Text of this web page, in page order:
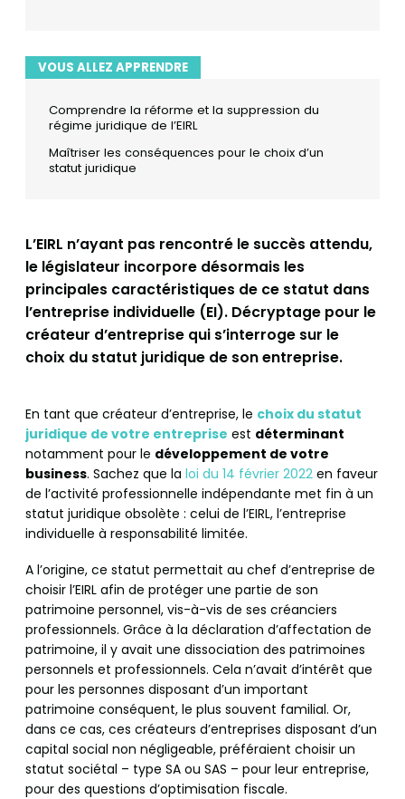
VOUS ALLEZ APPRENDRE
Comprendre la réforme et la suppression du
régime juridique de l’EIRL
Maîtriser les conséquences pour le choix d’un
statut juridique
L’EIRL n’ayant pas rencontré le succès attendu,
le législateur incorpore désormais les
principales caractéristiques de ce statut dans
l’entreprise individuelle (EI). Décryptage pour le
créateur d’entreprise qui s’interroge sur le
choix du statut juridique de son entreprise.
En tant que créateur d’entreprise, le choix du statut
juridique de votre entreprise est déterminant
notamment pour le développement de votre
business. Sachez que la loi du 14 février 2022 en faveur
de l’activité professionnelle indépendante met fin à un
statut juridique obsolète : celui de l’EIRL, l’entreprise
individuelle à responsabilité limitée.
A l’origine, ce statut permettait au chef d’entreprise de
choisir l’EIRL afin de protéger une partie de son
patrimoine personnel, vis-à-vis de ses créanciers
professionnels. Grâce à la déclaration d’affectation de
patrimoine, il y avait une dissociation des patrimoines
personnels et professionnels. Cela n’avait d’intérêt que
pour les personnes disposant d’un important
patrimoine conséquent, le plus souvent familial. Or,
dans ce cas, ces créateurs d’entreprises disposant d’un
capital social non négligeable, préféraient choisir un
statut sociétal – type SA ou SAS – pour leur entreprise,
pour des questions d’optimisation fiscale.